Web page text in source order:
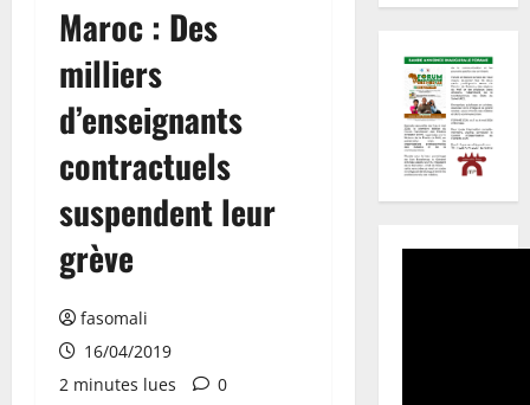
Maroc : Des
milliers
d’enseignants
contractuels
suspendent leur
grève
fasomali
16/04/2019
2 minutes lues
0